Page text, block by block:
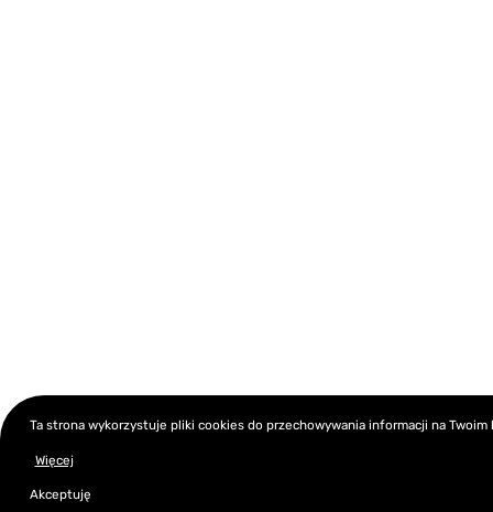
Ta strona wykorzystuje pliki cookies do przechowywania informacji na Twoim
Więcej
Akceptuję